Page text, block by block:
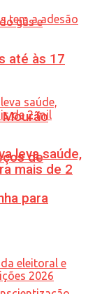
de
para
até às 17
leva saúde,
mais de 2